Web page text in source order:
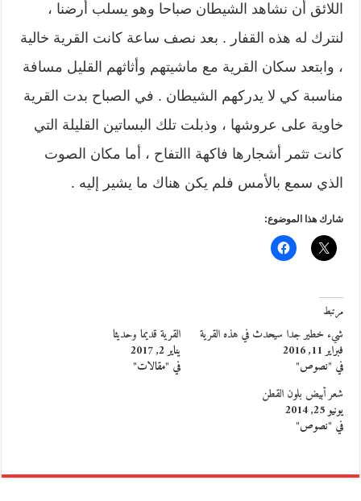
اللائق أن نشاهد الشيطان صباحا وهو يسلب أرضنا ،
لنترك له هذه القفار . بعد نصف ساعة كانت القرية خالية
، وابتعد سكان القرية مع ماشيتهم وأثاثهم القليل مسافة
مناسبة كي لا يدركهم الشيطان . في الصباح بدت القرية
خاوية على عروشها ، وذبلت تلك البساتين القليلة التي
كانت تثمر أشجارها فاكهة االتفاح ، أما مكان الصوت
الذي سمع بالأمس فلم يكن هناك ما يشير إليه .
شارك هذا الموضوع:
مرتبط
شيء خطير جدا سيحدث في هذه القرية
فبراير 11, 2016
في "نصوص"
القرية قديما وحديثا
يناير 2, 2017
في "مقالات"
شعر أبيض بلون القطن
يونيو 25, 2014
في "نصوص"